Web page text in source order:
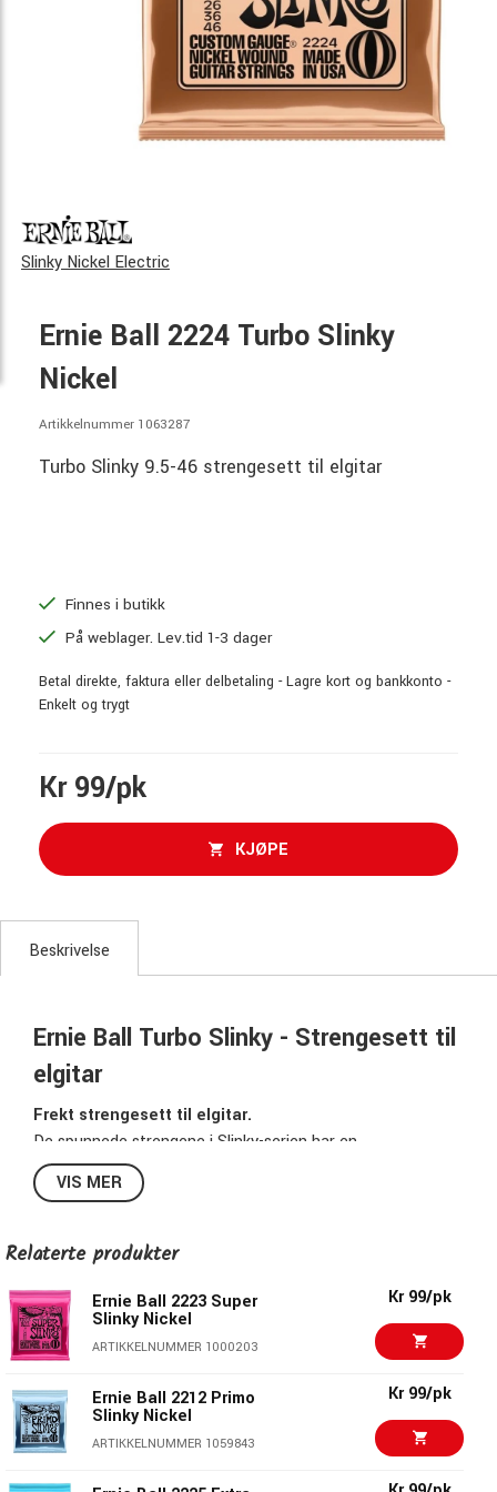
Slinky Nickel Electric
Ernie Ball 2224 Turbo Slinky
Nickel
Artikkelnummer 1063287
Turbo Slinky 9.5-46 strengesett til elgitar
Finnes i butikk
På weblager. Lev.tid 1-3 dager
Betal direkte, faktura eller delbetaling - Lagre kort og bankkonto -
Enkelt og trygt
Kr 99/pk
KJØPE
Beskrivelse
Ernie Ball Turbo Slinky - Strengesett til
elgitar
Frekt strengesett til elgitar.
De spunnede strengene i Slinky-serien har en
sekskantformet kjerne av tinnbelagt stål som er pakket inn
med nikkelbelagt stål.
varmes opp til nøyaktig riktig temperatur for å gi strengen
Ernie Balls Slinky-strenger er det åpenbare strengevalget
for utallige gitarister over hele verden.
E:0095
B:012
VIS MER
Relaterte produkter
Ernie Ball 2223 Super
Slinky Nickel
ARTIKKELNUMMER 1000203
Kr 99/pk
Ernie Ball 2212 Primo
Slinky Nickel
ARTIKKELNUMMER 1059843
Kr 99/pk